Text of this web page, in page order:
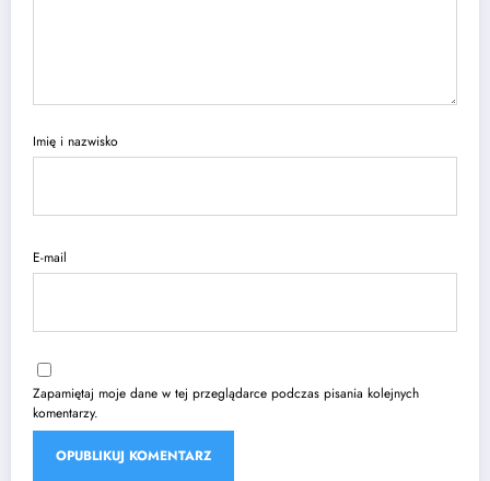
Imię i nazwisko
E-mail
Zapamiętaj moje dane w tej przeglądarce podczas pisania kolejnych
komentarzy.